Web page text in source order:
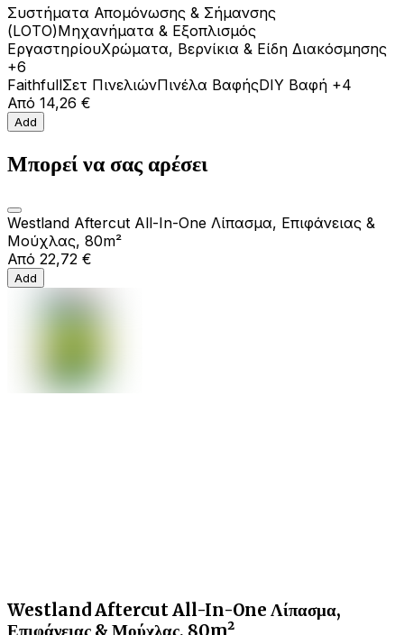
Συστήματα Απομόνωσης & Σήμανσης
(LOTO)Μηχανήματα & Εξοπλισμός
ΕργαστηρίουΧρώματα, Βερνίκια & Είδη Διακόσμησης
+6
FaithfullΣετ ΠινελιώνΠινέλα ΒαφήςDIY Βαφή +4
Από 14,26 €
Add
Μπορεί να σας αρέσει
Westland Aftercut All-In-One Λίπασμα, Επιφάνειας &
Μούχλας, 80m²
Από 22,72 €
Add
Westland Aftercut All-In-One Λίπασμα,